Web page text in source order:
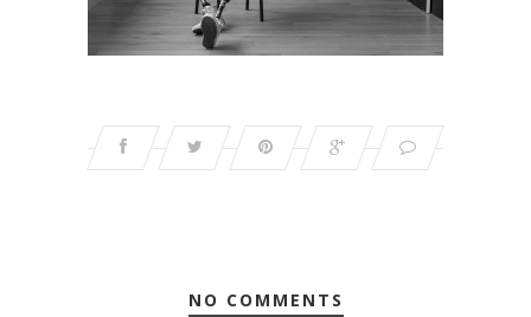
NO COMMENTS